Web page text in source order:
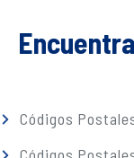
Códigos